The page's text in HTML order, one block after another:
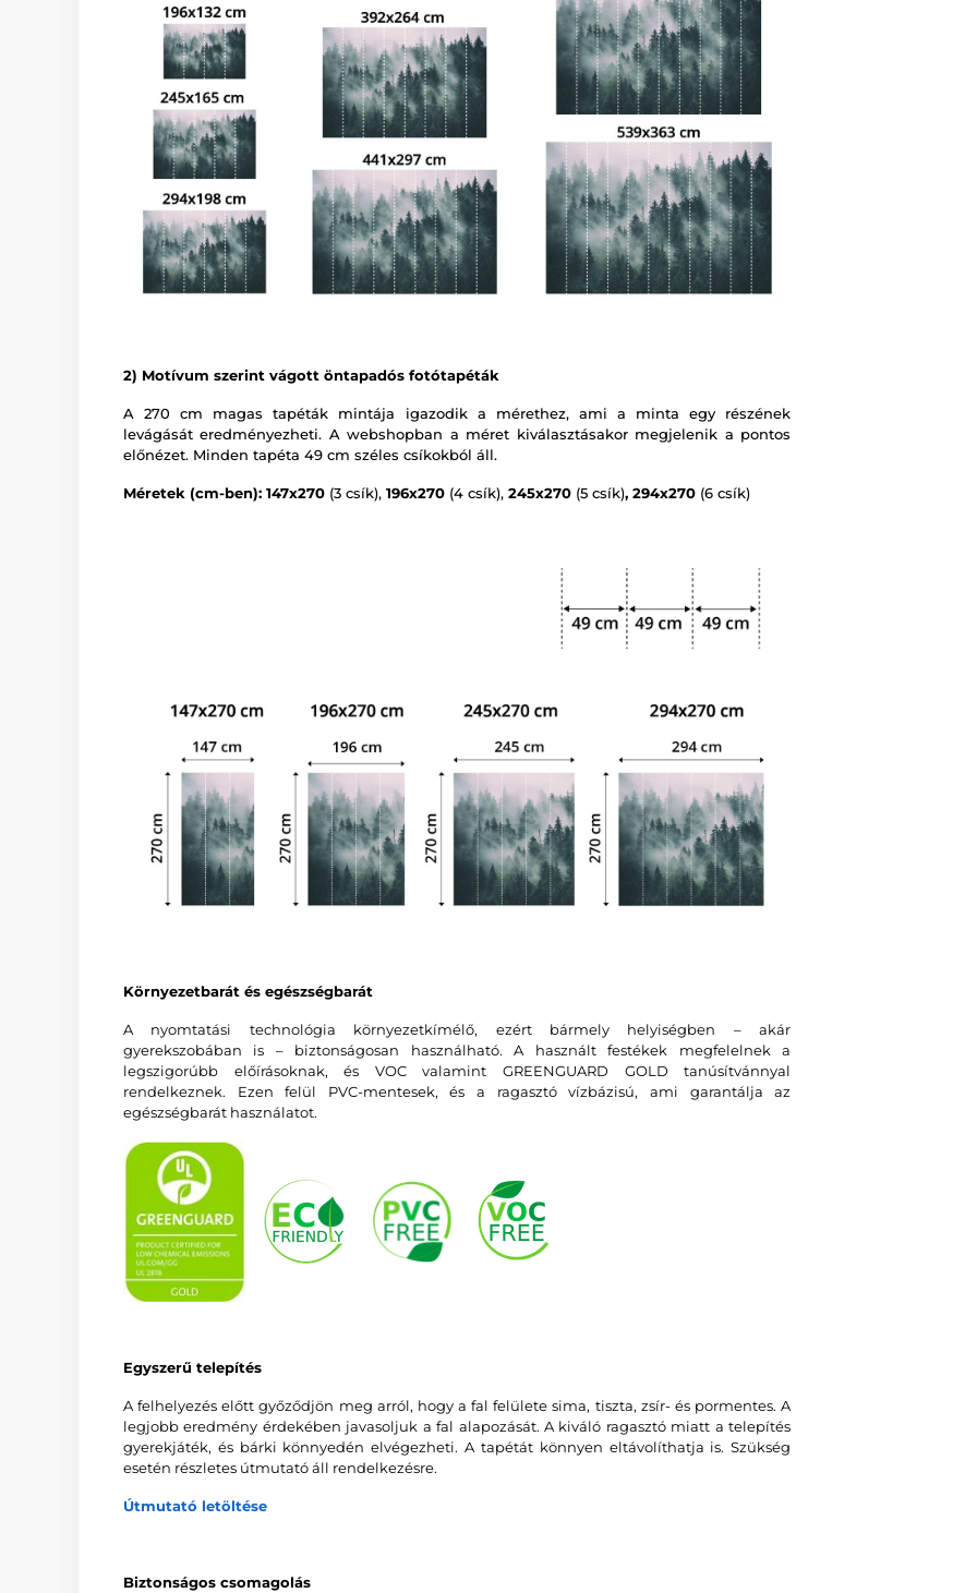
2) Motívum szerint vágott öntapadós fotótapéták
A 270 cm magas tapéták mintája igazodik a mérethez, ami a minta egy részének
levágását eredményezheti. A webshopban a méret kiválasztásakor megjelenik a pontos
előnézet. Minden tapéta 49 cm széles csíkokból áll.
Méretek (cm-ben): 147x270 (3 csík), 196x270 (4 csík), 245x270 (5 csík), 294x270 (6 csík)
Környezetbarát és egészségbarát
A nyomtatási technológia környezetkímélő, ezért bármely helyiségben – akár
gyerekszobában is – biztonságosan használható. A használt festékek megfelelnek a
legszigorúbb előírásoknak, és VOC valamint GREENGUARD GOLD tanúsítvánnyal
rendelkeznek. Ezen felül PVC-mentesek, és a ragasztó vízbázisú, ami garantálja az
egészségbarát használatot.
Egyszerű telepítés
A felhelyezés előtt győződjön meg arról, hogy a fal felülete sima, tiszta, zsír- és pormentes. A
legjobb eredmény érdekében javasoljuk a fal alapozását. A kiváló ragasztó miatt a telepítés
gyerekjáték, és bárki könnyedén elvégezheti. A tapétát könnyen eltávolíthatja is. Szükség
esetén részletes útmutató áll rendelkezésre.
Útmutató letöltése
Biztonságos csomagolás